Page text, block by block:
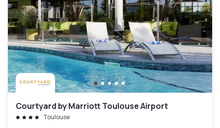
Courtyard by Marriott Toulouse Airport
Toulouse